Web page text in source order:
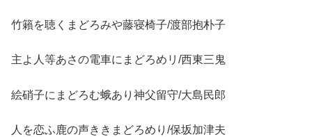
竹籟を聴くまどろみや藤寝椅子/渡部抱朴子
主よ人等あさの電車にまどろめリ/西東三鬼
絵硝子にまどろむ蛾あり神父留守/大島民郎
人を恋ふ鹿の声ききまどろめり/保坂加津夫